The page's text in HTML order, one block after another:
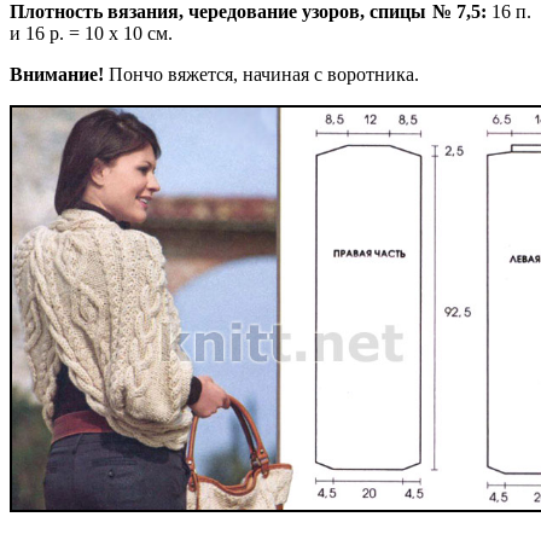
Плотность вязания, чередование узоров, спицы № 7,5: 16 п.
и 16 р. = 10 х 10 см.
Внимание! Пончо вяжется, начиная с воротника.